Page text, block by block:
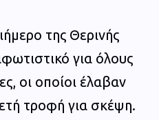
της Θερινής
για όλους
οι οποίοι έλαβαν
τροφή για σκέψη.